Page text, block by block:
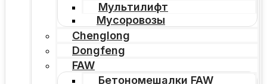
Мультилифт
Мусоровозы
Chenglong
Dongfeng
FAW
Бетономешалки FAW